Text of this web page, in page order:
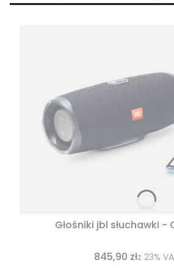
Głośniki jbl słuchawki -
845,90 złz 23%